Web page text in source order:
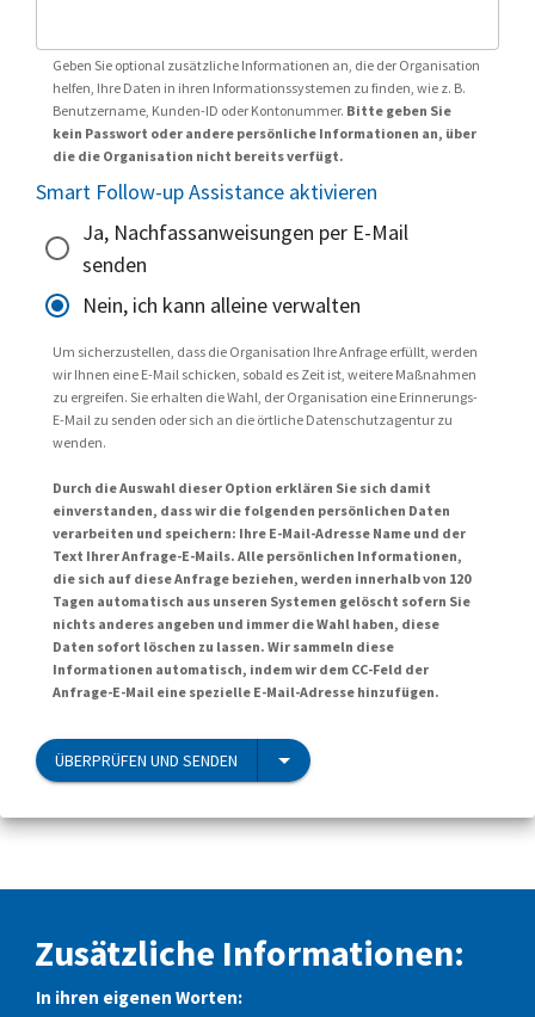
Geben Sie optional zusätzliche Informationen an, die der Organisation
helfen, Ihre Daten in ihren Informationssystemen zu finden, wie z. B.
Benutzername, Kunden-ID oder Kontonummer. Bitte geben Sie
kein Passwort oder andere persönliche Informationen an, über
die die Organisation nicht bereits verfügt.
Smart Follow-up Assistance aktivieren
Ja, Nachfassanweisungen per E-Mail
senden
Nein, ich kann alleine verwalten
Um sicherzustellen, dass die Organisation Ihre Anfrage erfüllt, werden
wir Ihnen eine E-Mail schicken, sobald es Zeit ist, weitere Maßnahmen
zu ergreifen. Sie erhalten die Wahl, der Organisation eine Erinnerungs-
E-Mail zu senden oder sich an die örtliche Datenschutzagentur zu
wenden.
Durch die Auswahl dieser Option erklären Sie sich damit
einverstanden, dass wir die folgenden persönlichen Daten
verarbeiten und speichern: Ihre E-Mail-Adresse Name und der
Text Ihrer Anfrage-E-Mails. Alle persönlichen Informationen,
die sich auf diese Anfrage beziehen, werden innerhalb von 120
Tagen automatisch aus unseren Systemen gelöscht sofern Sie
nichts anderes angeben und immer die Wahl haben, diese
Daten sofort löschen zu lassen. Wir sammeln diese
Informationen automatisch, indem wir dem CC-Feld der
Anfrage-E-Mail eine spezielle E-Mail-Adresse hinzufügen.
ÜBERPRÜFEN UND SENDEN
Zusätzliche Informationen:
In ihren eigenen Worten: